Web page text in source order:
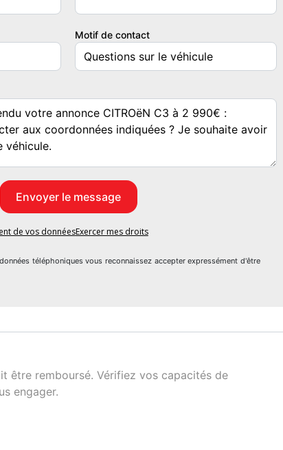
Puissance réelleMotif de contact
de vos donnéesExercer mes droits
téléphoniques vous reconnaissez accepter expressément d'être
être remboursé. Vérifiez vos capacités de
engager.